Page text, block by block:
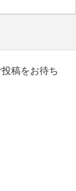
ーニング可
稿をお待ち